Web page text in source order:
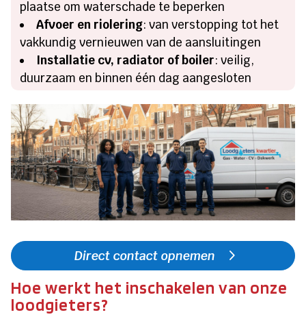
plaatse om waterschade te beperken
Afvoer en riolering: van verstopping tot het
vakkundig vernieuwen van de aansluitingen
Installatie cv, radiator of boiler: veilig,
duurzaam en binnen één dag aangesloten
Direct contact opnemen
Hoe werkt het inschakelen van onze
loodgieters?